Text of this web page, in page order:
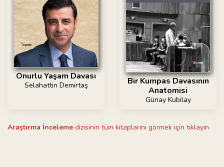
Onurlu Yaşam Davası
Selahattin Demirtaş
Bir Kumpas Davasının
Anatomisi
Günay Kubilay
Araştırma İnceleme dizisinin tüm kitaplarını görmek için tıklayın